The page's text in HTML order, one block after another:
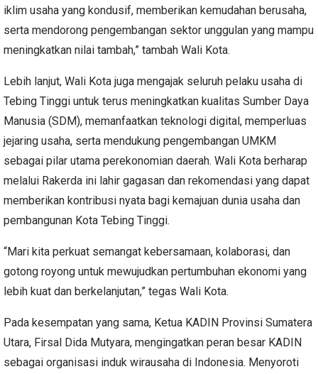
iklim usaha yang kondusif, memberikan kemudahan berusaha,
serta mendorong pengembangan sektor unggulan yang mampu
meningkatkan nilai tambah,” tambah Wali Kota.
Lebih lanjut, Wali Kota juga mengajak seluruh pelaku usaha di
Tebing Tinggi untuk terus meningkatkan kualitas Sumber Daya
Manusia (SDM), memanfaatkan teknologi digital, memperluas
jejaring usaha, serta mendukung pengembangan UMKM
sebagai pilar utama perekonomian daerah. Wali Kota berharap
melalui Rakerda ini lahir gagasan dan rekomendasi yang dapat
memberikan kontribusi nyata bagi kemajuan dunia usaha dan
pembangunan Kota Tebing Tinggi.
“Mari kita perkuat semangat kebersamaan, kolaborasi, dan
gotong royong untuk mewujudkan pertumbuhan ekonomi yang
lebih kuat dan berkelanjutan,” tegas Wali Kota.
Pada kesempatan yang sama, Ketua KADIN Provinsi Sumatera
Utara, Firsal Dida Mutyara, mengingatkan peran besar KADIN
sebagai organisasi induk wirausaha di Indonesia. Menyoroti